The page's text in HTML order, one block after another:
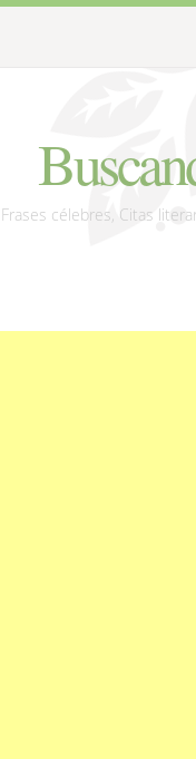
Frases célebres, Citas